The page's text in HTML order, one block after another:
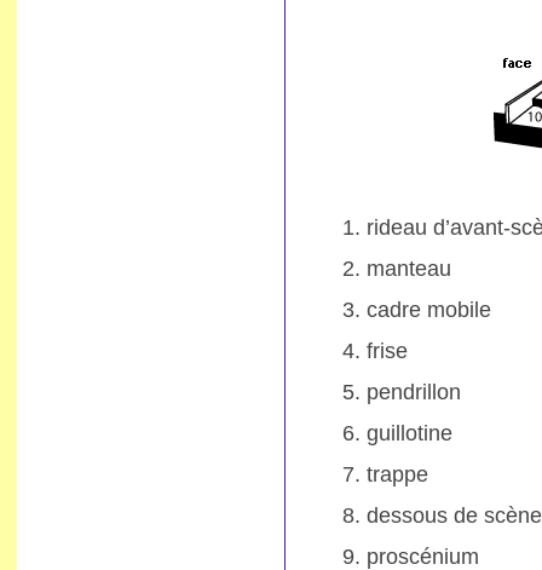
rideau d’avant-
manteau
cadre mobile
frise
pendrillon
guillotine
trappe
dessous de scène
proscénium